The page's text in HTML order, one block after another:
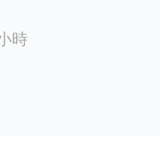
時